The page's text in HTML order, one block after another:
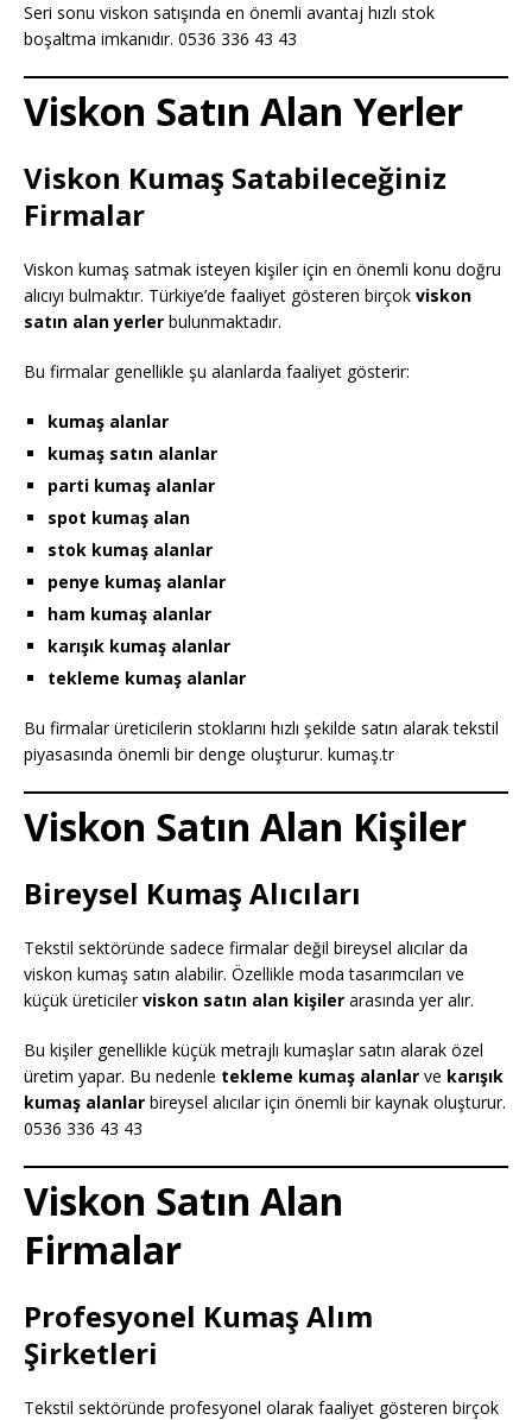
Seri sonu viskon satışında en önemli avantaj hızlı stok
boşaltma imkanıdır. 0536 336 43 43
Viskon Satın Alan Yerler
Viskon Kumaş Satabileceğiniz
Firmalar
Viskon kumaş satmak isteyen kişiler için en önemli konu doğru
alıcıyı bulmaktır. Türkiye’de faaliyet gösteren birçok viskon
satın alan yerler bulunmaktadır.
Bu firmalar genellikle şu alanlarda faaliyet gösterir:
kumaş alanlar
kumaş satın alanlar
parti kumaş alanlar
spot kumaş alan
stok kumaş alanlar
penye kumaş alanlar
ham kumaş alanlar
karışık kumaş alanlar
tekleme kumaş alanlar
Bu firmalar üreticilerin stoklarını hızlı şekilde satın alarak tekstil
piyasasında önemli bir denge oluşturur. kumaş.tr
Viskon Satın Alan Kişiler
Bireysel Kumaş Alıcıları
Tekstil sektöründe sadece firmalar değil bireysel alıcılar da
viskon kumaş satın alabilir. Özellikle moda tasarımcıları ve
küçük üreticilerviskon satın alan kişiler arasında yer alır.
Bu kişiler genellikle küçük metrajlı kumaşlar satın alarak özel
üretim yapar. Bu nedenle tekleme kumaş alanlar ve karışık
kumaş alanlar bireysel alıcılar için önemli bir kaynak oluşturur.
0536 336 43 43
Viskon Satın Alan
Firmalar
Profesyonel Kumaş Alım
Şirketleri
Tekstil sektöründe profesyonel olarak faaliyet gösteren birçok